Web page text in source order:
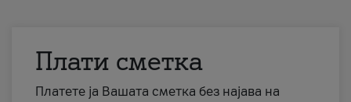
Плати сметка
Платете ја Вашата сметка без најава на